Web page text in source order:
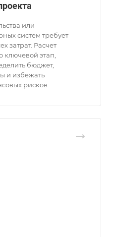
или
систем требует
затрат. Расчет
ключевой этап,
бюджет,
и избежать
рисков.